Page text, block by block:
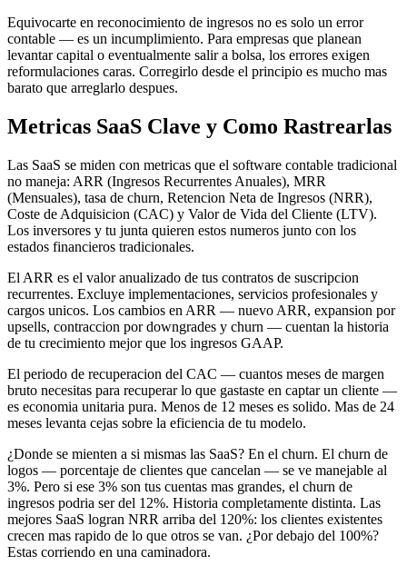
Equivocarte en reconocimiento de ingresos no es solo un error
contable — es un incumplimiento. Para empresas que planean
levantar capital o eventualmente salir a bolsa, los errores exigen
reformulaciones caras. Corregirlo desde el principio es mucho mas
barato que arreglarlo despues.
Metricas SaaS Clave y Como Rastrearlas
Las SaaS se miden con metricas que el software contable tradicional
no maneja: ARR (Ingresos Recurrentes Anuales), MRR
(Mensuales), tasa de churn, Retencion Neta de Ingresos (NRR),
Coste de Adquisicion (CAC) y Valor de Vida del Cliente (LTV).
Los inversores y tu junta quieren estos numeros junto con los
estados financieros tradicionales.
El ARR es el valor anualizado de tus contratos de suscripcion
recurrentes. Excluye implementaciones, servicios profesionales y
cargos unicos. Los cambios en ARR — nuevo ARR, expansion por
upsells, contraccion por downgrades y churn — cuentan la historia
de tu crecimiento mejor que los ingresos GAAP.
El periodo de recuperacion del CAC — cuantos meses de margen
bruto necesitas para recuperar lo que gastaste en captar un cliente —
es economia unitaria pura. Menos de 12 meses es solido. Mas de 24
meses levanta cejas sobre la eficiencia de tu modelo.
¿Donde se mienten a si mismas las SaaS? En el churn. El churn de
logos — porcentaje de clientes que cancelan — se ve manejable al
3%. Pero si ese 3% son tus cuentas mas grandes, el churn de
ingresos podria ser del 12%. Historia completamente distinta. Las
mejores SaaS logran NRR arriba del 120%: los clientes existentes
crecen mas rapido de lo que otros se van. ¿Por debajo del 100%?
Estas corriendo en una caminadora.